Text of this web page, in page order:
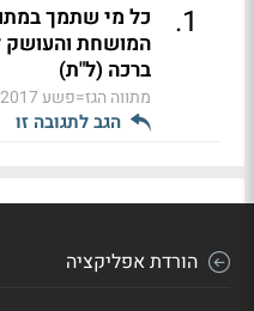
1
.
כל מי שתמך
המושחת והעושק
ברכה (ל"ת)
מתווה הגז=פשע16:11
הגב לתגובה זו
הורדת אפליקציה